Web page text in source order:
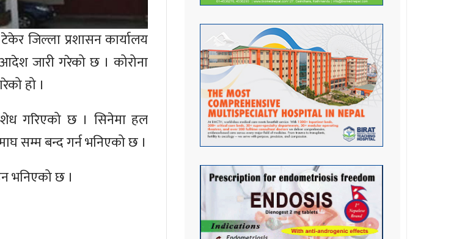
जिल्ला प्रशासन कार्यालय
जारी गरेको छ । कोरोना
हो ।
गरिएको छ । सिनेमा हल
सम्म बन्द गर्न भनिएको छ ।
भनिएको छ ।